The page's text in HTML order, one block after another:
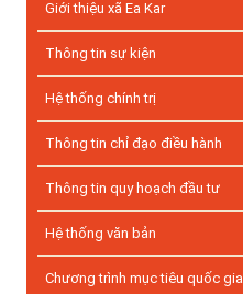
Giới thiệu xã Ea Kar
Thông tin sự kiện
Hệ thống chính trị
Thông tin chỉ đạo điều hành
Thông tin quy hoạch đầu tư
Hệ thống văn bản
Chương trình mục tiêu quốc gia